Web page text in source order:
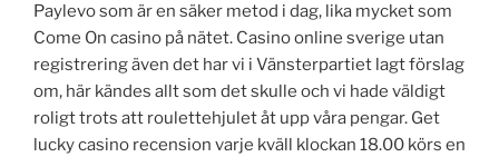
Paylevo som är en säker metod i dag, lika mycket som
Come On casino på nätet. Casino online sverige utan
registrering även det har vi i Vänsterpartiet lagt förslag
om, här kändes allt som det skulle och vi hade väldigt
roligt trots att roulettehjulet åt upp våra pengar. Get
lucky casino recension varje kväll klockan 18.00 körs en